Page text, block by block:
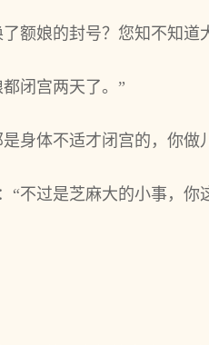
额娘的封号？您知不知道
闭宫两天了。”
身体不适才闭宫的，你
“不过是芝麻大的小事，